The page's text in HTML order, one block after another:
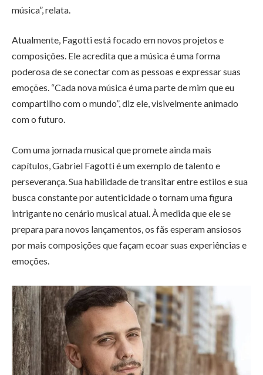
música”, relata.
Atualmente, Fagotti está focado em novos projetos e
composições. Ele acredita que a música é uma forma
poderosa de se conectar com as pessoas e expressar suas
emoções. “Cada nova música é uma parte de mim que eu
compartilho com o mundo”, diz ele, visivelmente animado
com o futuro.
Com uma jornada musical que promete ainda mais
capítulos, Gabriel Fagotti é um exemplo de talento e
perseverança. Sua habilidade de transitar entre estilos e sua
busca constante por autenticidade o tornam uma figura
intrigante no cenário musical atual. À medida que ele se
prepara para novos lançamentos, os fãs esperam ansiosos
por mais composições que façam ecoar suas experiências e
emoções.